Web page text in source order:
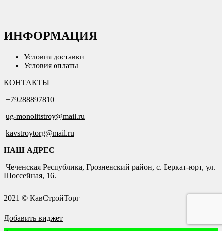
ИНФОРМАЦИЯ
Условия доставки
Условия оплаты
КОНТАКТЫ
+79288897810
ug-monolitstroy@mail.ru
kavstroytorg@mail.ru
НАШ АДРЕС
Чеченская Республика, Грозненский район, с. Беркат-юрт, ул.
Шоссейная, 16.
2021 © КавСтройТорг
Добавить виджет